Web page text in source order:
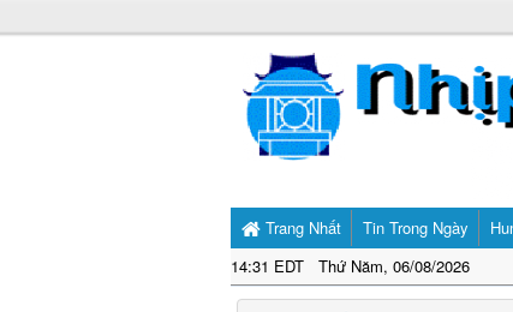
Trang Nhất
14:31 EDT Thứ Năm, 06/08/2026
Tin Trong Ngày